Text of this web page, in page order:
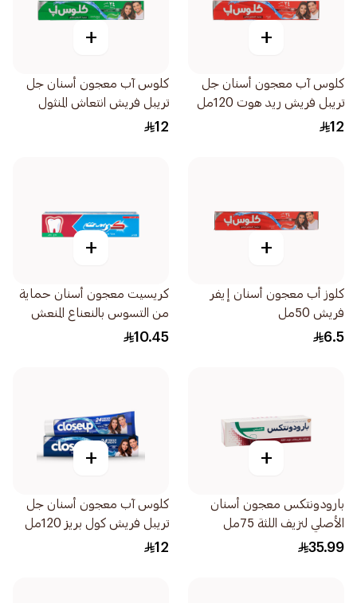
+
كلوس آب معجون أسنان جل
تريبل فريش ريد هوت 120مل
12
+
كلوس آب معجون أسنان جل
تريبل فريش انتعاش المنثول
120مل
12
+
كلوز أب معجون أسنان إيفر
فريش 50مل
6.5
+
كريسيت معجون أسنان حماية
من التسوس بالنعناع المنعش
125مل
10.45
+
بارودونتكس معجون أسنان
الأصلي لنزيف اللثة 75مل
35.99
+
كلوس آب معجون أسنان جل
تريبل فريش كول بريز 120مل
12